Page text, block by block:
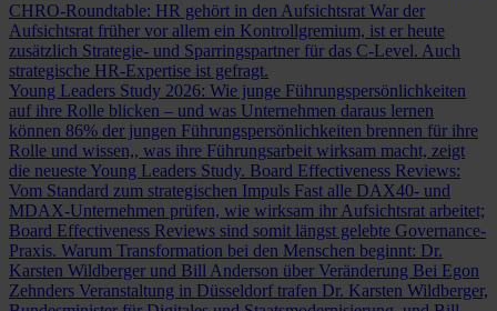
CHRO-Roundtable: HR gehört in den Aufsichtsrat War der
Aufsichtsrat früher vor allem ein Kontrollgremium, ist er heute
zusätzlich Strategie- und Sparringspartner für das C-Level. Auch
strategische HR-Expertise ist gefragt.
Young Leaders Study 2026: Wie junge Führungspersönlichkeiten
auf ihre Rolle blicken – und was Unternehmen daraus lernen
können 86% der jungen Führungspersönlichkeiten brennen für ihre
Rolle und wissen,, was ihre Führungsarbeit wirksam macht, zeigt
die neueste Young Leaders Study. Board Effectiveness Reviews:
Vom Standard zum strategischen Impuls Fast alle DAX40- und
MDAX-Unternehmen prüfen, wie wirksam ihr Aufsichtsrat arbeitet;
Board Effectiveness Reviews sind somit längst gelebte Governance-
Praxis. Warum Transformation bei den Menschen beginnt: Dr.
Karsten Wildberger und Bill Anderson über Veränderung Bei Egon
Zehnders Veranstaltung in Düsseldorf trafen Dr. Karsten Wildberger,